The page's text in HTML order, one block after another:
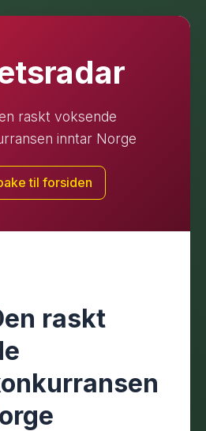
raskt voksende
inntar Norge
til forsiden
raskt